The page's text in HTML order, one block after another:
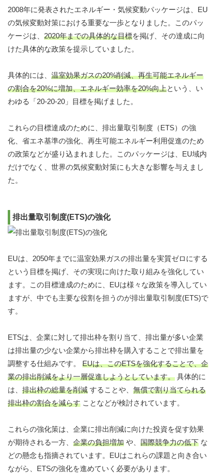
2008年に発表されたエネルギー・気候変動パッケージは、EU
の気候変動対策における重要な一歩となりました。このパッ
ケージは、 2020年までの具体的な目標を掲げ、その達成に向
けた具体的な政策を提示していました。
具体的には、 温室効果ガスの20%削減、再生可能エネルギー
の割合を20%に増加、エネルギー効率を20%向上という、い
わゆる「20-20-20」目標を掲げました。
これらの目標達成のために、排出量取引制度（ETS）の強
化、省エネ基準の強化、再生可能エネルギー利用促進のため
の政策などが盛り込まれました。このパッケージは、EU域内
だけでなく、世界の気候変動対策にも大きな影響を与えまし
た。
排出量取引制度(ETS)の強化
EUは、2050年までに温室効果ガスの排出量を実質ゼロにする
という目標を掲げ、その実現に向けた取り組みを強化してい
ます。この目標達成のために、EUは様々な政策を導入してい
ますが、中でも主要な役割を担うのが排出量取引制度(ETS)で
す。
ETSは、企業に対して排出枠を割り当て、排出量が多い企業
は排出量の少ない企業から排出枠を購入することで排出量を
調整する仕組みです。 EUは、このETSを強化することで、企
業の排出削減をより一層促進しようとしています。 具体的に
は、 排出枠の総量を削減 することや、 無償で割り当てられる
排出枠の割合を減らす ことなどが検討されています。
これらの強化策は、企業に排出削減に向けた投資を促す効果
が期待される一方、 企業の負担増加 や、 国際競争力の低下 な
どの懸念も指摘されています。EUはこれらの課題と向き合い
ながら、ETSの強化を進めていく必要があります。